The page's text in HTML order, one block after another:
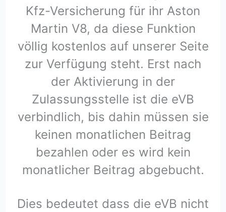
Kfz-Versicherung für ihr Aston
Martin V8, da diese Funktion
völlig kostenlos auf unserer Seite
zur Verfügung steht. Erst nach
der Aktivierung in der
Zulassungsstelle ist die eVB
verbindlich, bis dahin müssen sie
keinen monatlichen Beitrag
bezahlen oder es wird kein
monatlicher Beitrag abgebucht.
Dies bedeutet dass die eVB nicht